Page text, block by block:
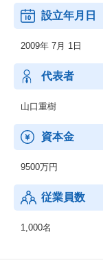
＊長期にわたって
た当社グループの歴
＊コンサルタントの
ということも大き
＊事実、既存顧客
ご推奨意向がある
いています。
設立年月日
2009年 7月 1日
代表者
山口重樹
資本金
9500万円
従業員数
1,000名